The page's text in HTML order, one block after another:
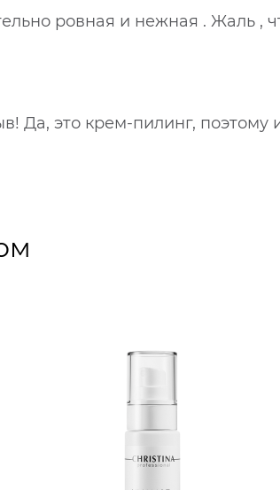
ровная и нежная . Жаль ,
Да, это крем-пилинг, поэтому